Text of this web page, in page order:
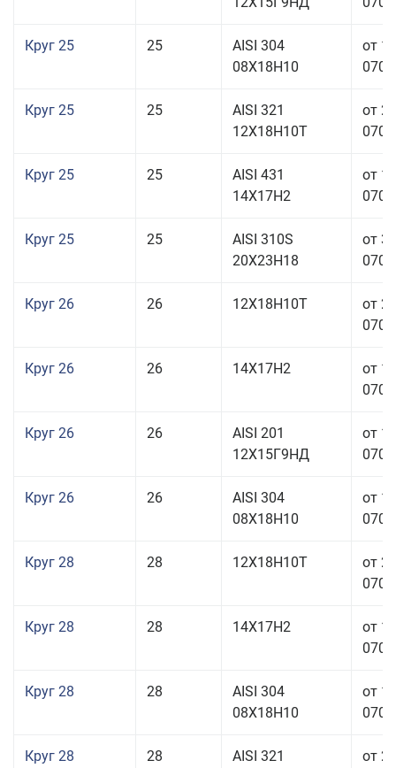
Круг 25 25
AISI 304
08Х18Н10
от
Круг 25 25
AISI 321
12Х18Н10Т
от
Круг 25 25
AISI 431
14Х17Н2
от
Круг 25 25
AISI 310S
20Х23Н18
от
Круг 26 26 12Х18Н10Т
от
Круг 26 26 14Х17Н2
от
Круг 26 26
AISI 201
12Х15Г9НД
от
Круг 26 26
AISI 304
08Х18Н10
от
Круг 28 28 12Х18Н10Т
от
Круг 28 28 14Х17Н2
от
Круг 28 28
AISI 304
08Х18Н10
от
Круг 28 28
AISI 321
от